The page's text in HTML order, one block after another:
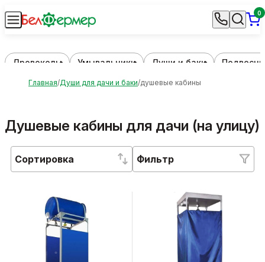
0
Дровоколы Умывальники Души и баки
Главная Души для дачи и баки душевые кабины
Душевые кабины для дачи (на улицу)
Сортировка Фильтр